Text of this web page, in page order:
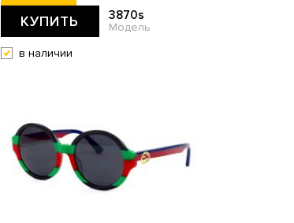
КУПИТЬ 3870s
Модель
в наличии